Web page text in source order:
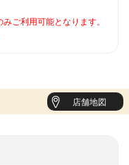
ご利用可能となります。
店舗地図